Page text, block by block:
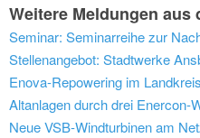
Weitere Meldungen aus
Enova-Repowering im
Altanlagen durch drei Enercon-
Neue VSB-Windturbinen am